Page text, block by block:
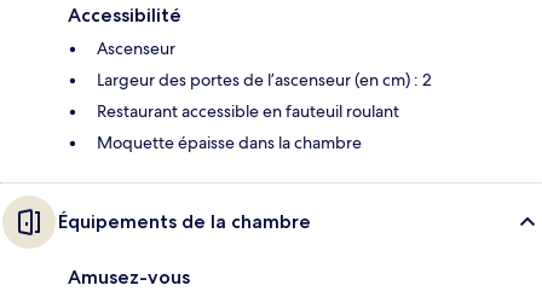
Accessibilité
Ascenseur
Largeur des portes de l’ascenseur (en cm) : 2
Restaurant accessible en fauteuil roulant
Moquette épaisse dans la chambre
Équipements de la chambre
Amusez-vous